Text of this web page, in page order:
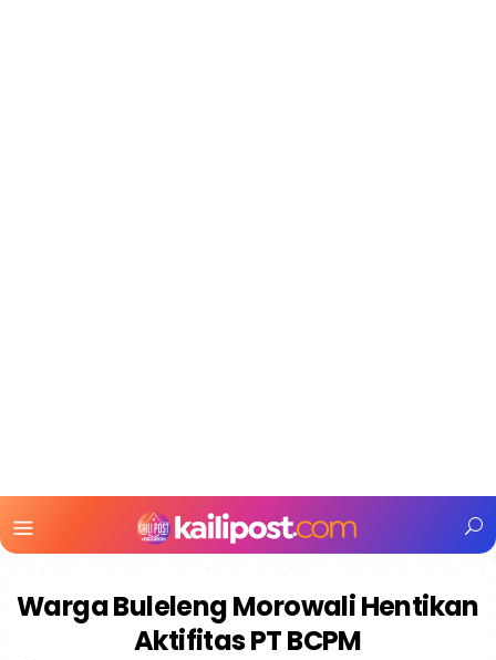
Mobile
Warga Buleleng Morowali Hentikan
Aktifitas PT BCPM